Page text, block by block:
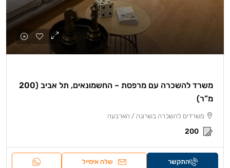
משרד להשכרה עם מרפסת – החשמונאים, תל אביב (200
מ”ר)
משרדים להשכרה בשרונה / הארבעה
200
התקשר שלח אימייל